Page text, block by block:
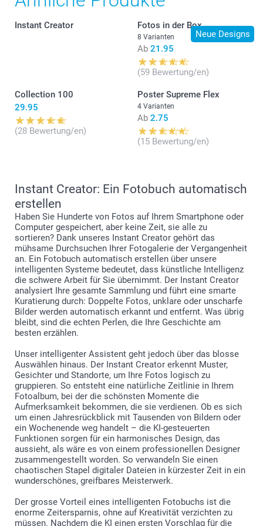
Klicken Sie im Editor auf „Neustart“, das Produkt wird
Klicken Sie auf „Speichern“ und geben Sie den
benutzerdefinierten Namen für Ihre zweite Kreation ein.
Alle Ihre Kreationen finden Sie unter „Mein Seiten >
Instant Creator
Neue Designs
Fotos in der Box
8 Varianten
Ab 21.95
(59 Bewertung/en)
Collection 100
29.95
(28 Bewertung/en)
Poster Supreme Flex
4 Varianten
Ab 2.75
(15 Bewertung/en)
Instant Creator: Ein Fotobuch automatisch
erstellen
Haben Sie Hunderte von Fotos auf Ihrem Smartphone oder
Computer gespeichert, aber keine Zeit, sie alle zu
sortieren? Dank unseres Instant Creator gehört das
mühsame Durchsuchen Ihrer Fotogalerie der Vergangenheit
an. Ein Fotobuch automatisch erstellen über unsere
intelligenten Systeme bedeutet, dass künstliche Intelligenz
die schwere Arbeit für Sie übernimmt. Der Instant Creator
analysiert Ihre gesamte Sammlung und führt eine smarte
Kuratierung durch: Doppelte Fotos, unklare oder unscharfe
Bilder werden automatisch erkannt und entfernt. Was übrig
bleibt, sind die echten Perlen, die Ihre Geschichte am
besten erzählen.
Unser intelligenter Assistent geht jedoch über das blosse
Auswählen hinaus. Der Instant Creator erkennt Muster,
Gesichter und Standorte, um Ihre Fotos logisch zu
gruppieren. So entsteht eine natürliche Zeitlinie in Ihrem
Fotoalbum, bei der die schönsten Momente die
Aufmerksamkeit bekommen, die sie verdienen. Ob es sich
um einen Jahresrückblick mit Tausenden von Bildern oder
ein Wochenende weg handelt – die KI-gesteuerten
Funktionen sorgen für ein harmonisches Design, das
aussieht, als wäre es von einem professionellen Designer
zusammengestellt worden. So verwandeln Sie einen
chaotischen Stapel digitaler Dateien in kürzester Zeit in ein
wunderschönes, greifbares Meisterwerk.
Der grosse Vorteil eines intelligenten Fotobuchs ist die
enorme Zeitersparnis, ohne auf Kreativität verzichten zu
müssen. Nachdem die KI einen ersten Vorschlag für die